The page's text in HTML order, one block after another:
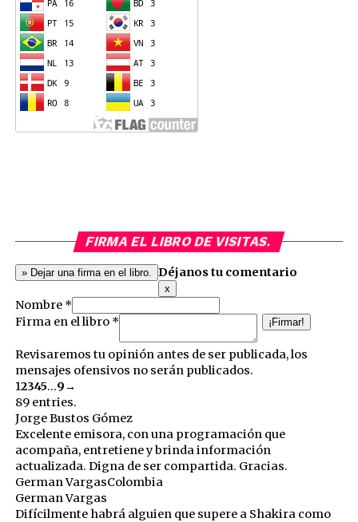
FIRMA EL LIBRO DE VISITAS.
Déjanos tu comentario
xHide
this
form.
Nombre *
Firma en el libro *
Revisaremos tu opinión antes de ser publicada, los
mensajes ofensivos no serán publicados.
Guestbook
list
navigation
12345...9→
89 entries.
Jorge Bustos Gómez
Excelente emisora, con una programación que
acompaña, entretiene y brinda información
actualizada. Digna de ser compartida. Gracias.
German VargasColombia
German Vargas
Difícilmente habrá alguien que supere a Shakira como